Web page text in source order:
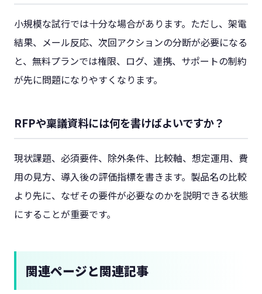
小規模な試行では十分な場合があります。ただし、架電
結果、メール反応、次回アクションの分断が必要になる
と、無料プランでは権限、ログ、連携、サポートの制約
が先に問題になりやすくなります。
RFPや稟議資料には何を書けばよいですか？
現状課題、必須要件、除外条件、比較軸、想定運用、費
用の見方、導入後の評価指標を書きます。製品名の比較
より先に、なぜその要件が必要なのかを説明できる状態
にすることが重要です。
関連ページと関連記事